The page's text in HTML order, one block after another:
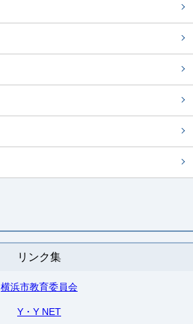
リンク集
横浜市教育委員会
Y・Y NET